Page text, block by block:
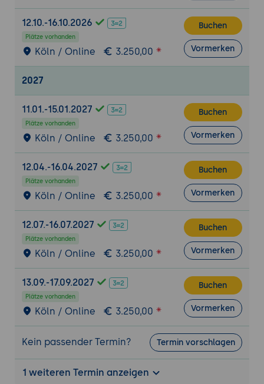
Netzwerkkarten-Bonding
Userverwaltung, Dateien und Sicherheit
Einfache Benutzer-Verwaltung,
Benutzerauthentifikation über PAM und
Dateirechte und Eigentümer verwalten,
Spezialbits
Einrichtung von extended Access Control
Lists (ACLs)
Arbeiten mit ext-Dateisystem-Attributen
Disk Quotas: Kontingente einrichten und
administrieren
Prozess - Management
Prozesse starten, überwachen und
beenden
Signale, Prioritäten und Nice-Werte
Userlimitierung
Arbeiten mit dem /proc- und /sys -
Filesystem
CPU-Ressourcen-Gruppierung mit
cgroups/cset
Automatisierte Überwachung und
12.10.-16.10.2026
Plätze vorhanden
Köln / Online 3.250,00
Buchen
Vormerken
2027
11.01.-15.01.2027
Plätze vorhanden
Köln / Online 3.250,00
Buchen
Vormerken
12.04.-16.04.2027
Plätze vorhanden
Köln / Online 3.250,00
Buchen
Vormerken
12.07.-16.07.2027
Plätze vorhanden
Köln / Online 3.250,00
Buchen
Vormerken
13.09.-17.09.2027
Plätze vorhanden
Köln / Online 3.250,00
Buchen
Vormerken
Kein passender Termin? Termin vorschlagen
1 weiteren Termin anzeigen